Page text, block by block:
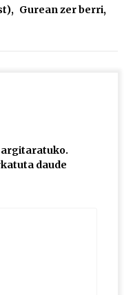
TXIKIA: Hiragana akats
, Gurean zer berri,
argitaratuko.
daude